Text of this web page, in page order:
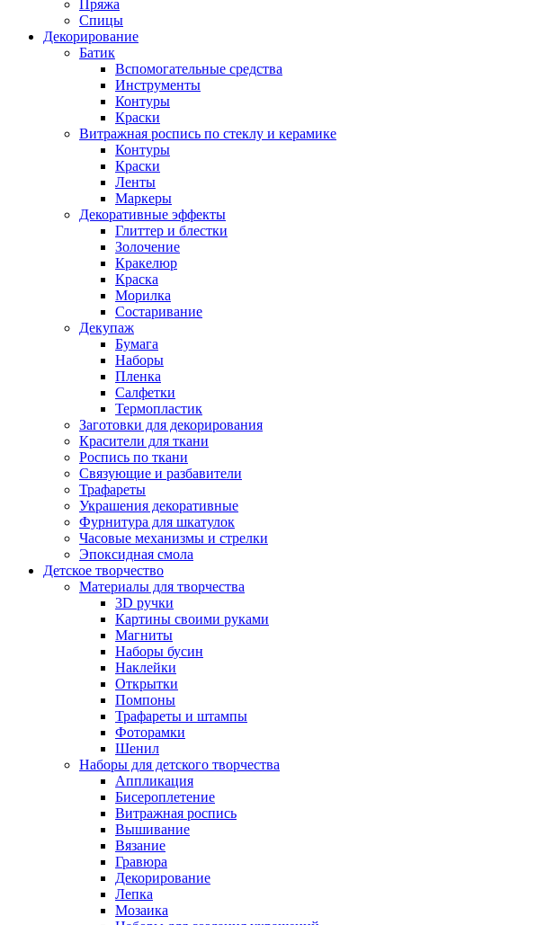
Пряжа
Спицы
Декорирование
Батик
Вспомогательные средства
Инструменты
Контуры
Краски
Витражная роспись по стеклу и керамике
Контуры
Краски
Ленты
Маркеры
Декоративные эффекты
Глиттер и блестки
Золочение
Кракелюр
Краска
Морилка
Состаривание
Декупаж
Бумага
Наборы
Пленка
Салфетки
Термопластик
Заготовки для декорирования
Красители для ткани
Роспись по ткани
Связующие и разбавители
Трафареты
Украшения декоративные
Фурнитура для шкатулок
Часовые механизмы и стрелки
Эпоксидная смола
Детское творчество
Материалы для творчества
3D ручки
Картины своими руками
Магниты
Наборы бусин
Наклейки
Открытки
Помпоны
Трафареты и штампы
Фоторамки
Шенил
Наборы для детского творчества
Аппликация
Бисероплетение
Витражная роспись
Вышивание
Вязание
Гравюра
Декорирование
Лепка
Мозаика